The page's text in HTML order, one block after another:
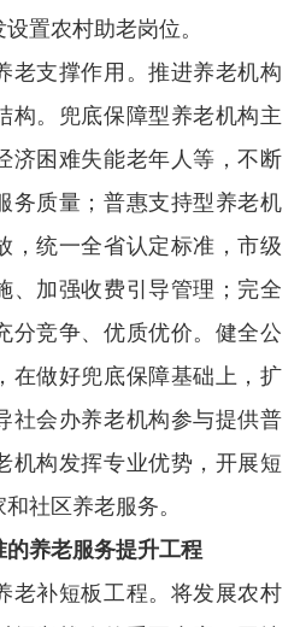
置农村助老岗位。
支撑作用。推进养老机构
构。兜底保障型养老机构主
济困难失能老年人等，不断
务质量；普惠支持型养老机
，统一全省认定标准，市级
、加强收费引导管理；完全
分竞争、优质优价。健全公
在做好兜底保障基础上，扩
社会办养老机构参与提供普
机构发挥专业优势，开展短
社区养老服务。
养老服务提升工程
补短板工程。将发展农村